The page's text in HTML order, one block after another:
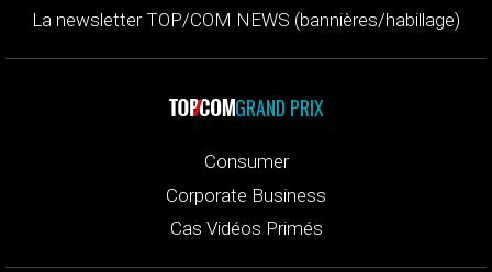
La newsletter TOP/COM NEWS (bannières/habillage)
GRAND PRIX
Consumer
Corporate Business
Cas Vidéos Primés